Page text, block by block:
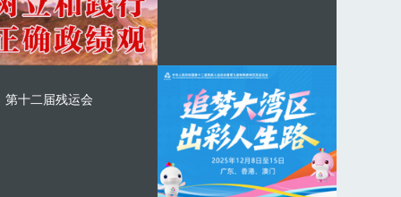
第十二届残运会